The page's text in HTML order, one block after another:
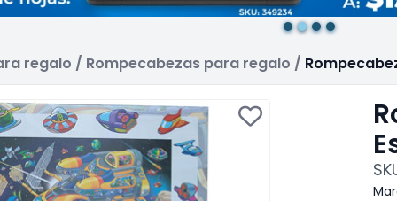
regalo / Rompecabezas para regalo /